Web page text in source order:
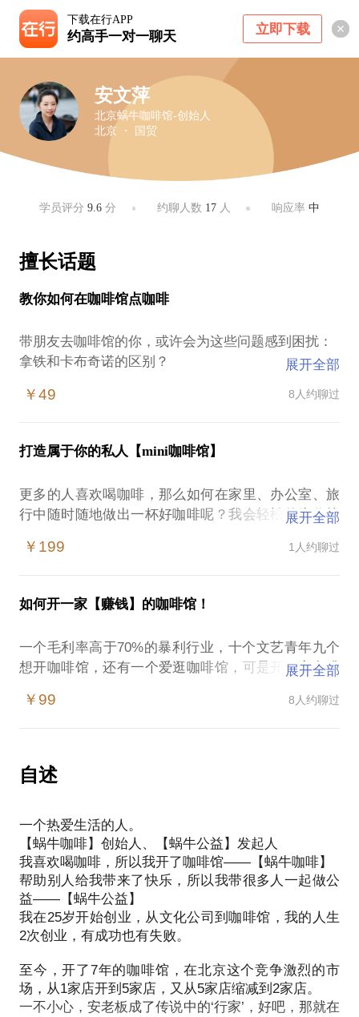
下载在行APP
约高手一对一聊天 立即下载
安文萍
北京蜗牛咖啡馆-创始人
北京 ・ 国贸
学员评分9.6 分 约聊人数 17人 响应率 中
擅长话题
教你如何在咖啡馆点咖啡
带朋友去咖啡馆的你，或许会为这些问题感到困扰：
拿铁和卡布奇诺的区别？
啡？
在咖啡馆如何给说“随便”的朋友点单？
我在开咖啡馆的日子里了解了这一切。相信在这些方
愿意与你交流的内容包括：
如何在咖啡馆里点一杯好喝的咖啡
如何给朋友讲出听得懂的专业咖啡知识
竟，一小时的谈话只能解决一个小问题。请把你的问
展开全部
￥49 8人约聊过
打造属于你的私人【mini咖啡馆】
更多的人喜欢喝咖啡，那么如何在家里、办公室、旅
行中随时随地做出一杯好咖啡呢？我会轻松的为你找
在这样的情况下，喜欢咖啡 喜欢DIY 热爱生活容易遭
都说三合一咖啡不健康，但是就爱喝这种口感，该怎
么办？
随地自己做一杯自己喜欢的咖啡呢？
家里有客人，很想用咖啡待客，但是买一个咖啡机放
在家里，使用率又很低，该怎么解决
分享的内容包括：
教你如何在旅行中随时做一杯独特风味的咖啡
教你不用咖啡机，也能做出一杯好咖啡
教你正确的咖啡豆保存方法
附赠私人【mini咖啡馆】器具套装
PS.在选择与我见面前，请把你的问题更具体化。毕
竟一小时的谈话只能解决一个小问题。请把你的问题
提前发给我，方便我做更精确的准备，提升见面效
展开全部
￥199 1人约聊过
如何开一家【赚钱】的咖啡馆！
一个毛利率高于70%的暴利行业，十个文艺青年九个
想开咖啡馆，还有一个爱逛咖啡馆，可是开一家咖啡
馆是靠什么存活的呢？
在中国咖啡馆真的是靠卖快餐赚钱的吗？
在咖啡馆里到底有多少人是来和咖啡的？
我在25岁开始创业，从文化公司到咖啡馆，我的人生
2次创业，有成功也有失败。
至今，我开了5年的咖啡馆，在北京这个竞争激烈的市
场，从1家店开到5家店，又从5家店缩减到2家店。
赚钱？还是情怀？告诉你真实的咖啡馆老板的生活
我愿意与你分享的内容包括：
为什么说‘开一家咖啡馆真的能赚钱’
开什么样的咖啡馆会赔钱
咖啡管理究竟该卖什么
详谈咖啡馆运营模式，咖啡馆里的那些细节营销
展开全部
￥99 8人约聊过
自述
一个热爱生活的人。
【蜗牛咖啡】创始人、【蜗牛公益】发起人
我喜欢喝咖啡，所以我开了咖啡馆——【蜗牛咖啡】
帮助别人给我带来了快乐，所以我带很多人一起做公
益——【蜗牛公益】
我在25岁开始创业，从文化公司到咖啡馆，我的人生
2次创业，有成功也有失败。
至今，开了7年的咖啡馆，在北京这个竞争激烈的市
场，从1家店开到5家店，又从5家店缩减到2家店。
一不小心，安老板成了传说中的‘行家’，好吧，那就在